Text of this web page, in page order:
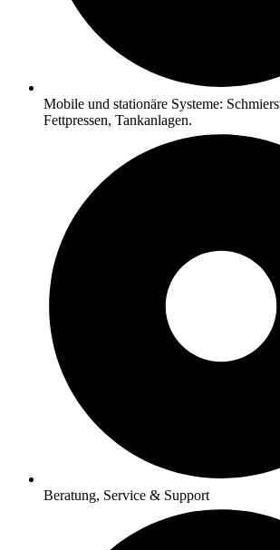
Mobile und stationäre Systeme:
Fettpressen, Tankanlagen.
Beratung, Service & Support